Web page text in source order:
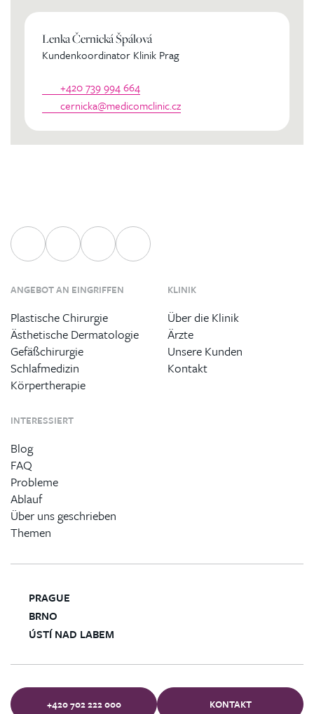
Lenka Černická Špálová
Kundenkoordinator Klinik Prag
+420 739 994 664
cernicka@medicomclinic.cz
ANGEBOT AN EINGRIFFEN
Plastische Chirurgie
Ästhetische Dermatologie
Gefäßchirurgie
Schlafmedizin
Körpertherapie
KLINIK
Über die Klinik
Ärzte
Unsere Kunden
Kontakt
INTERESSIERT
Blog
FAQ
Probleme
Ablauf
Über uns geschrieben
Themen
PRAGUE
BRNO
ÚSTÍ NAD LABEM
+420 702 222 000 KONTAKT